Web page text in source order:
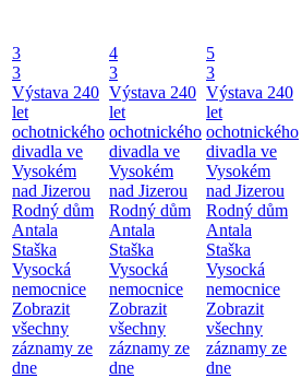
3
3
Výstava 240
let
ochotnického
divadla ve
Vysokém
nad Jizerou
Rodný dům
Antala
Staška
Vysocká
nemocnice
Zobrazit
všechny
záznamy ze
dne
4
3
Výstava 240
let
ochotnického
divadla ve
Vysokém
nad Jizerou
Rodný dům
Antala
Staška
Vysocká
nemocnice
Zobrazit
všechny
záznamy ze
dne
5
3
Výstava 240
let
ochotnického
divadla ve
Vysokém
nad Jizerou
Rodný dům
Antala
Staška
Vysocká
nemocnice
Zobrazit
všechny
záznamy ze
dne